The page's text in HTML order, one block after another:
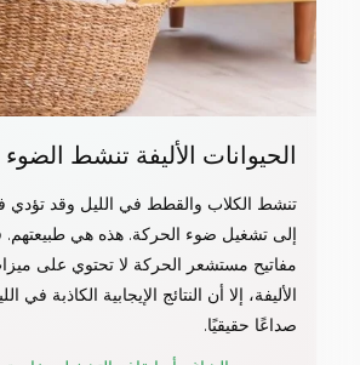
الحيوانات الأليفة تنشط
تنشط الكلاب والقطط في الليل وقد تؤدي
إلى تشغيل ضوء الحركة. هذه هي
مفاتيح مستشعر الحركة لا تحتوي على
الأليفة، إلا أن النتائج الإيجابية الكاذبة
صداعًا حقيقيًا.